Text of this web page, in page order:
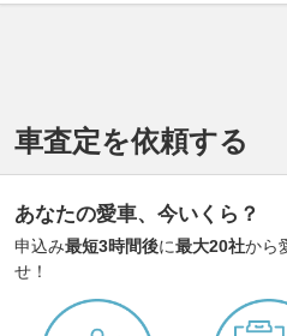
車査定を依頼する
あなたの愛車、今いくら？
申込み最短3時間後に最大20社から
せ！